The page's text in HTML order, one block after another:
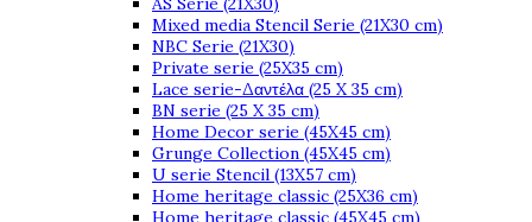
Mixed media Stencil Serie (21X30 cm)
NBC Serie (21X30)
Private serie (25X35 cm)
Lace serie-Δαντέλα (25 X 35 cm)
BN serie (25 X 35 cm)
Home Decor serie (45X45 cm)
Grunge Collection (45X45 cm)
U serie Stencil (13X57 cm)
Home heritage classic (25X36 cm)
Home heritage classic (45X45 cm)